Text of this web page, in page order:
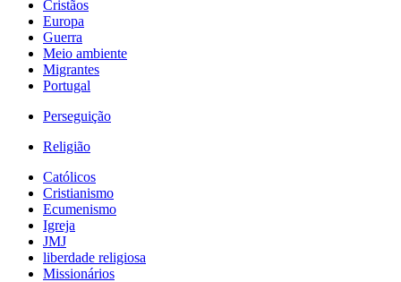
Cristãos
Europa
Guerra
Meio ambiente
Migrantes
Portugal
Perseguição
Religião
Católicos
Cristianismo
Ecumenismo
Igreja
JMJ
liberdade religiosa
Missionários